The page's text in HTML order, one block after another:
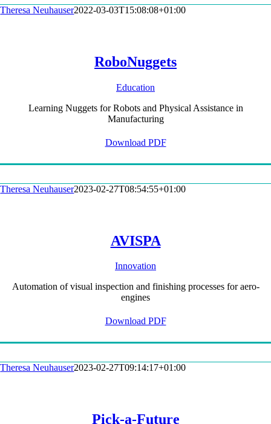
Theresa Neuhauser2022-03-03T15:08:08+01:00
RoboNuggets
Education
Learning Nuggets for Robots and Physical Assistance in
Manufacturing
Download PDF
Theresa Neuhauser2023-02-27T08:54:55+01:00
AVISPA
Innovation
Automation of visual inspection and finishing processes for aero-
engines
Download PDF
Theresa Neuhauser2023-02-27T09:14:17+01:00
Pick-a-Future